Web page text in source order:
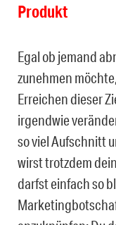
Produkt
Egal ob jemand
zunehmen
Erreichen dieser
irgendwie
so viel Aufschnitt
wirst trotzdem
darfst einfach so